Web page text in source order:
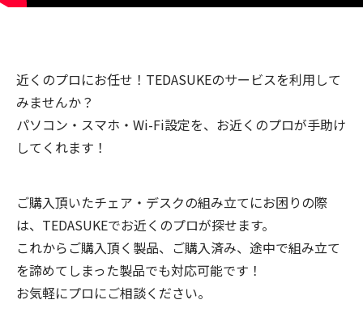
近くのプロにお任せ！TEDASUKEのサービスを利用して
みませんか？
パソコン・スマホ・Wi-Fi設定を、お近くのプロが手助け
してくれます！
ご購入頂いたチェア・デスクの組み立てにお困りの際
は、TEDASUKEでお近くのプロが探せます。
これからご購入頂く製品、ご購入済み、途中で組み立て
を諦めてしまった製品でも対応可能です！
お気軽にプロにご相談ください。